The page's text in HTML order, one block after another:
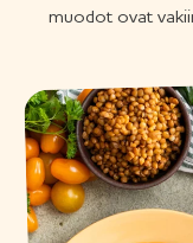
muodot ovat